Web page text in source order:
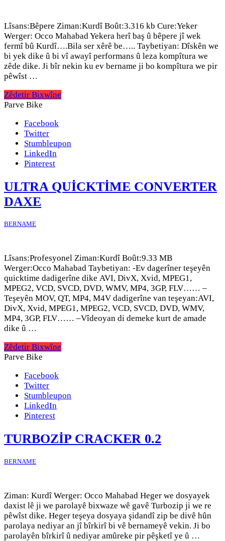
Lîsans:Bêpere Ziman:Kurdî Boût:3.316 kb Cure:Yeker
Werger: Occo Mahabad Yekera herî baş û bêpere jî wek
fermî bû Kurdî….Bila ser xêrê be….. Taybetiyan: Dîskên we
bi yek dike û bi vî awayî performans û leza kompîtura we
zêde dike. Ji bîr nekin ku ev bername ji bo kompîtura we pir
pêwîst …
Zêdetir Bixwîne
Parve Bike
Facebook
Twitter
Stumbleupon
LinkedIn
Pinterest
ULTRA QUİCKTİME CONVERTER
DAXE
BERNAME
Lîsans:Profesyonel Ziman:Kurdî Boût:9.33 MB
Werger:Occo Mahabad Taybetiyan: -Ev dagerîner teşeyên
quicktime dadigerîne dike AVI, DivX, Xvid, MPEG1,
MPEG2, VCD, SVCD, DVD, WMV, MP4, 3GP, FLV…… –
Teşeyên MOV, QT, MP4, M4V dadigerîne van teşeyan:AVI,
DivX, Xvid, MPEG1, MPEG2, VCD, SVCD, DVD, WMV,
MP4, 3GP, FLV…… –Vîdeoyan di demeke kurt de amade
dike û …
Zêdetir Bixwîne
Parve Bike
Facebook
Twitter
Stumbleupon
LinkedIn
Pinterest
TURBOZİP CRACKER 0.2
BERNAME
Ziman: Kurdî Werger: Occo Mahabad Heger we dosyayek
daxist lê ji we parolayê bixwaze wê gavê Turbozip ji we re
pêwîst dike. Heger teşeya dosyaya şidandî zip be divê hûn
parolaya nediyar an jî bîrkirî bi vê bernameyê vekin. Ji bo
parolayên bîrkirî û nediyar amûreke pir pêşketî ye û …